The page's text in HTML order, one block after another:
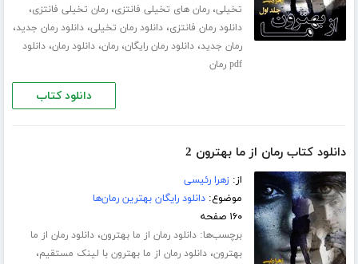
تخیلی،رمان های تخیلی فانتزی،رمان تخیلی فانتزی،
دانلود رمان فانتزی،دانلود رمان تخیلی،دانلود رمان جدید،
رمان جدید،دانلود رمان رایگان،رمان،دانلود رمان،دانلود
pdf رمان
دانلود کتاب
دانلود کتاب رمان از ما بهترون 2
از:زهرا رئیسی
موضوع:دانلود رایگان بهترین رمان‌ها
۱۶۰ صفحه
برچسب‌ها:دانلود رمان از ما بهترون،دانلود رمان از ما
بهترون،دانلود رمان از ما بهترون با لینک مستقیم،